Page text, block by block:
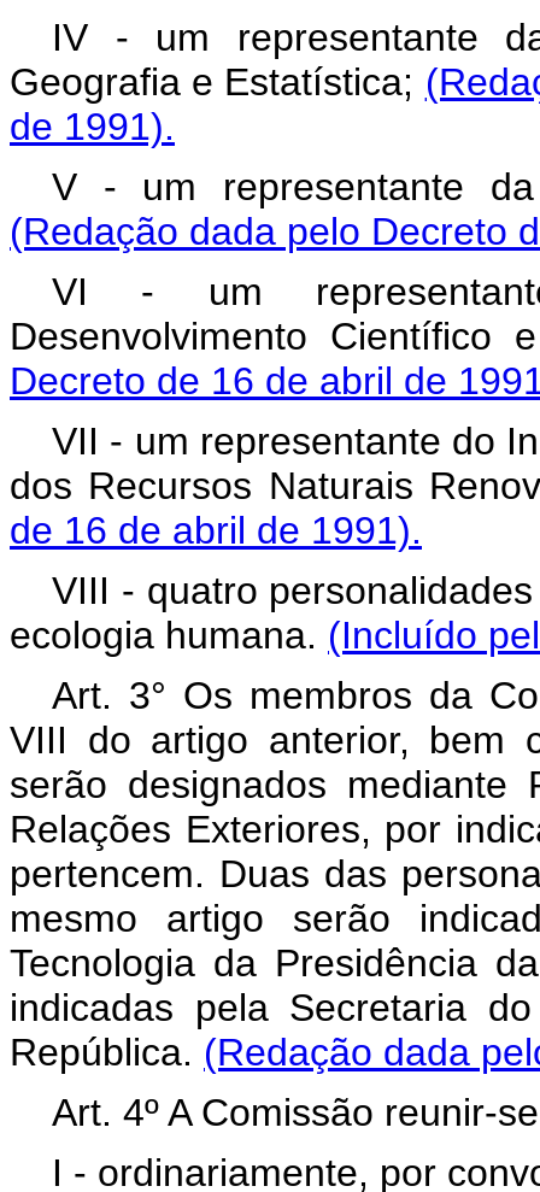
IV - um representante
Geografia e Estatística;
de 1991).
V - um representante
(Redação dada pelo Decreto
VI - um
Desenvolvimento Científico
Decreto de 16 de abril de
VII - um representante do
dos Recursos Naturais
de 16 de abril de 1991).
VIII - quatro
ecologia humana. (Incluído
Art. 3° Os membros da
VIII do artigo anterior, bem
serão designados
Relações Exteriores, por
pertencem. Duas das
mesmo artigo serão
Tecnologia da Presidência
indicadas pela Secretaria
República. (Redação dada
Art. 4º A Comissão reunir-
I - ordinariamente, por